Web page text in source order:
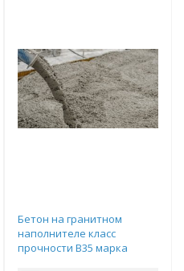
Бетон на гранитном
наполнителе класс
прочности B35 марка